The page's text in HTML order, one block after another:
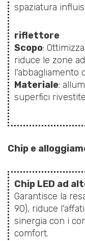
spaziatura
riflettore
Scopo:
riduce le zone
l'abbagliamento
Materiale:
superfici
Chip e
Chip LED ad
Garantisce la
90), riduce
sinergia con i
comfort.